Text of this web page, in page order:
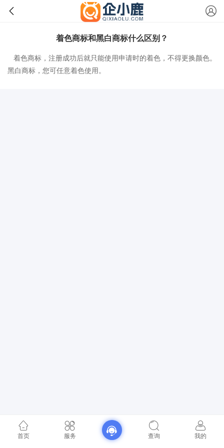
着色商标和黑白商标什么区别？
着色商标，注册成功后就只能使用申请时的着色，不得更换颜色。
黑白商标，您可任意着色使用。
首页 服务 查询 我的